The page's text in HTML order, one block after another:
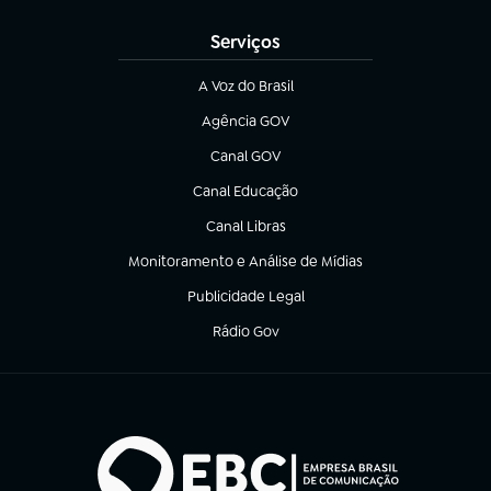
Serviços
A Voz do Brasil
(abre em nova aba)
Agência GOV
(abre em nova aba)
Canal GOV
(abre em nova aba)
Canal Educação
(abre em nova aba)
Canal Libras
(abre em nova aba)
Monitoramento e Análise de Mídias
(abre em nova aba)
Publicidade Legal
(abre em nova aba)
Rádio Gov
(abre em nova aba)